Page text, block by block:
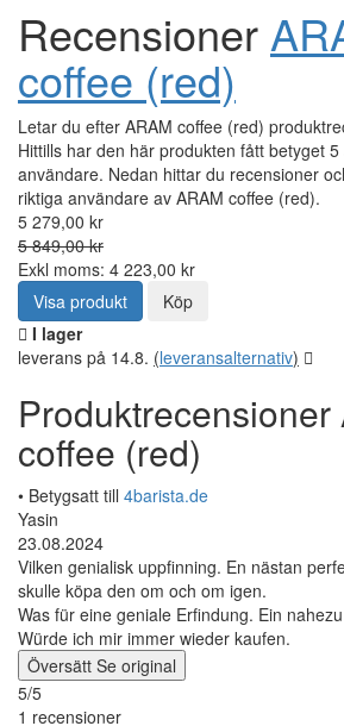
Recensioner
coffee (red)
Letar du efter ARAM coffee (red)
Hittills har den här produkten fått betyget
användare. Nedan hittar du recensioner
riktiga användare av ARAM coffee (red).
5 279,00 kr
5 849,00 kr
Exkl moms: 4 223,00 kr
Visa produkt
Köp
I lager
leverans på 14.8. (leveransalternativ)
Produktrecensioner
coffee (red)
• Betygsatt till 4barista.de
Yasin
23.08.2024
Vilken genialisk uppfinning. En nästan
skulle köpa den om och om igen.
Was für eine geniale Erfindung. Ein
Würde ich mir immer wieder kaufen.
Översätt Se original
5/5
1 recensioner